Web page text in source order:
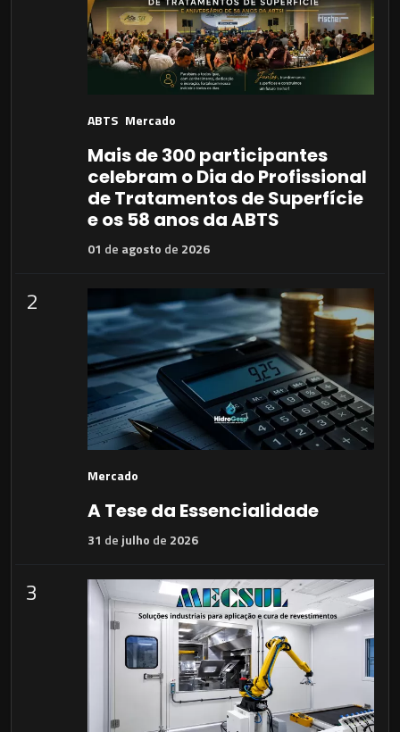
ABTS Mercado
Mais de 300 participantes
celebram o Dia do Profissional
de Tratamentos de Superfície
e os 58 anos da ABTS
01 de agosto de 2026
2
Mercado
A Tese da Essencialidade
31 de julho de 2026
3